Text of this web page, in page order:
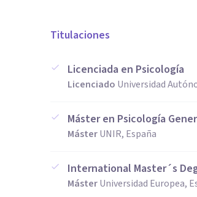
Titulaciones
Licenciada en Psicología
Licenciado Universidad
Máster en Psicología
MásterUNIR, España
International Master´s
MásterUniversidad Europea,